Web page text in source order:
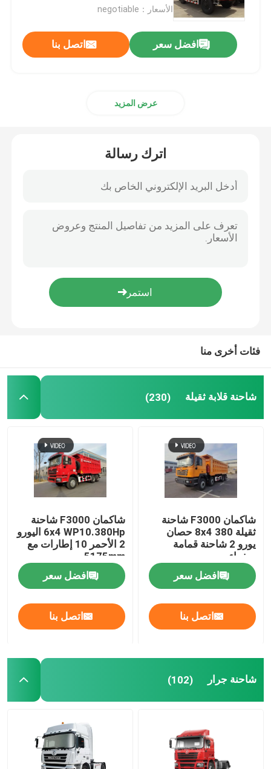
شاحنة لوري
شاحنة قمامة خفيفة
شاحنة شحن
شاحنات خزانات النفط
نصف مقطورة
الأسعار：negotiable
افضل سعر اتصل بنا
عرض المزيد
اترك رسالة
فئات أخرى منا
شاحنة قلابة ثقيلة (230)
شاكمان F3000 شاحنة
ثقيلة 8x4 380 حصان
يورو 2 شاحنة قمامة
صفراء
افضل سعر
اتصل بنا
شاكمان F3000 شاحنة
6x4 WP10.380Hp اليورو
2 الأحمر 10 إطارات مع
5175mm
افضل سعر
اتصل بنا
شاحنة جرار (102)